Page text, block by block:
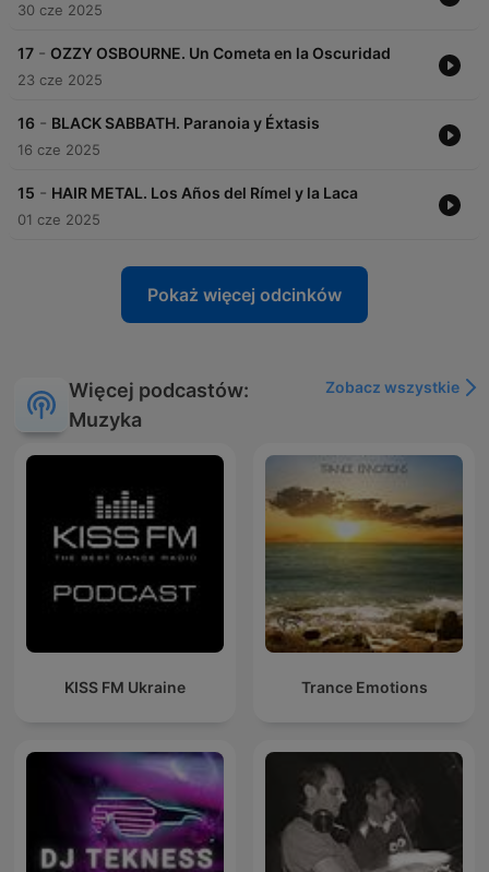
30 cze 2025
17 - OZZY OSBOURNE. Un Cometa en la Oscuridad
23 cze 2025
16 - BLACK SABBATH. Paranoia y Éxtasis
16 cze 2025
15 - HAIR METAL. Los Años del Rímel y la Laca
01 cze 2025
Pokaż więcej odcinków
Więcej podcastów:
Muzyka
Zobacz wszystkie
KISS FM Ukraine Trance Emotions